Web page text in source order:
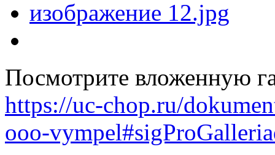
Посмотрите вложенную
https://uc-chop.ru/
ooo-